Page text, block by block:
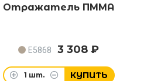
Отражатель ПММА
E5868 3 308 ₽
1 шт. КУПИТЬ